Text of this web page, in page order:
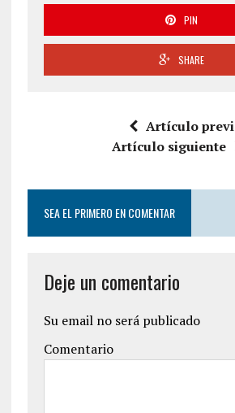
PIN
SHARE
Artículo
Artículo siguiente
SEA EL PRIMERO EN COMENTAR
Deje un comentario
Su email no será publicado
Comentario